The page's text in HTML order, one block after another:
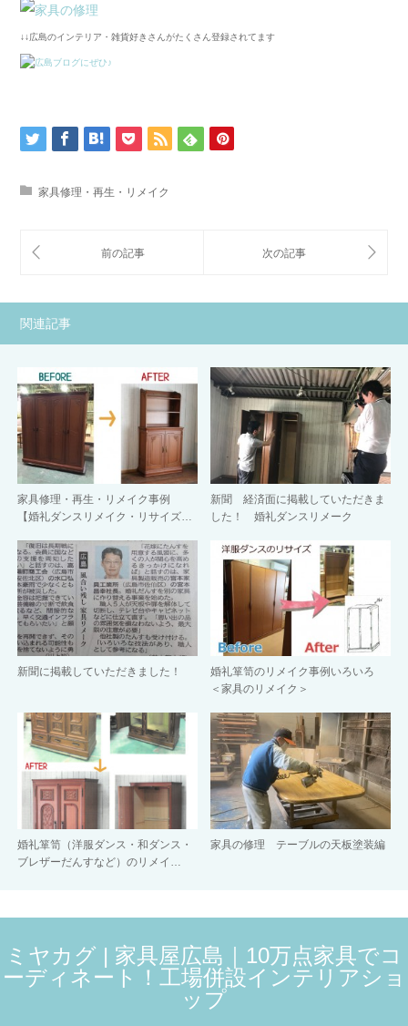
↓↓広島のインテリア・雑貨好きさんがたくさん登録されてます
家具修理・再生・リメイク
関連記事
家具修理・再生・リメイク事例
【婚礼ダンスリメイク・リサイズ…
新聞 経済面に掲載していただきま
した！ 婚礼ダンスリメーク
新聞に掲載していただきました！
婚礼箪笥のリメイク事例いろいろ
＜家具のリメイク＞
婚礼箪笥（洋服ダンス・和ダンス・
ブレザーだんすなど）のリメイ…
家具の修理 テーブルの天板塗装編
ミヤカグ | 家具屋広島｜10万点家具でコ
ーディネート！工場併設インテリアショ
ップ